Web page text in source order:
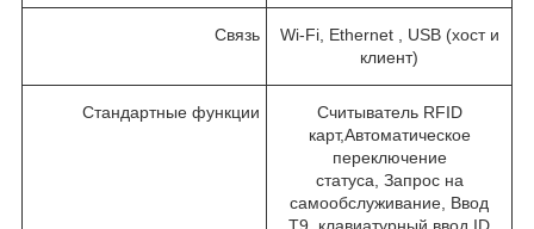
Связь
Wi-Fi, Ethernet , USB (хост и
клиент)
Стандартные функции
Считыватель RFID
карт,Автоматическое
переключение
статуса, Запрос на
самообслуживание, Ввод
Т9, клавиатурный ввод ID